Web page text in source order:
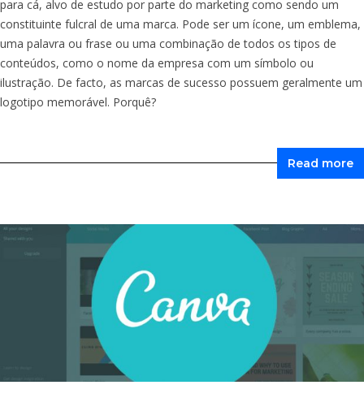
para cá, alvo de estudo por parte do marketing como sendo um
constituinte fulcral de uma marca. Pode ser um ícone, um emblema,
uma palavra ou frase ou uma combinação de todos os tipos de
conteúdos, como o nome da empresa com um símbolo ou
ilustração. De facto, as marcas de sucesso possuem geralmente um
logotipo memorável. Porquê?
Read more